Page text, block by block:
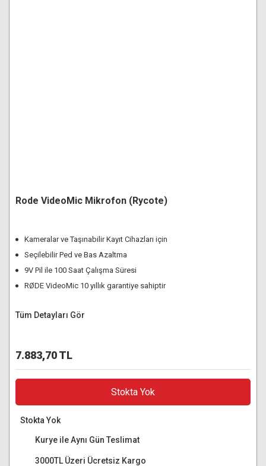
Rode VideoMic Mikrofon (Rycote)
Kameralar ve Taşınabilir Kayıt Cihazları için
Seçilebilir Ped ve Bas Azaltma
9V Pil ile 100 Saat Çalışma Süresi
RØDE VideoMic 10 yıllık garantiye sahiptir
Tüm Detayları Gör
7.883,70 TL
Stokta Yok
Stokta Yok
Kurye ile Aynı Gün Teslimat
3000TL Üzeri Ücretsiz Kargo